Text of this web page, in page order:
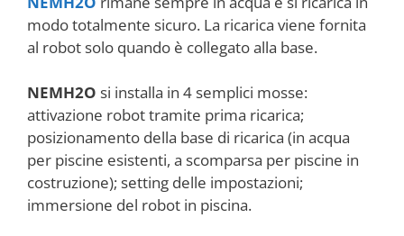
modo totalmente sicuro. La ricarica viene fornita
al robot solo quando è collegato alla base.
NEMH2O si installa in 4 semplici mosse:
attivazione robot tramite prima ricarica;
posizionamento della base di ricarica (in acqua
per piscine esistenti, a scomparsa per piscine in
costruzione); setting delle impostazioni;
immersione del robot in piscina.